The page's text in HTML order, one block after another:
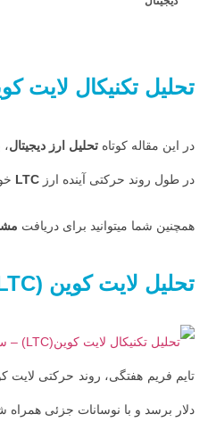
فریم هفتگی
و محدوده های
براساس
احتمالی در
ارز LTC […]
تحلیل تکنیکال لایت
در این مقاله کوتاهتحلیل ارز دیجیتال
در طول روند حرکتی آینده ارز LTC
همچنین شما میتوانید برای دریافت
تحلیل لایت کوین (LTC)
دلار برسد و با نوسانات جزئی همراه شود. در حال حاضر، قیمت در محدوده 63 دلاربه صورت